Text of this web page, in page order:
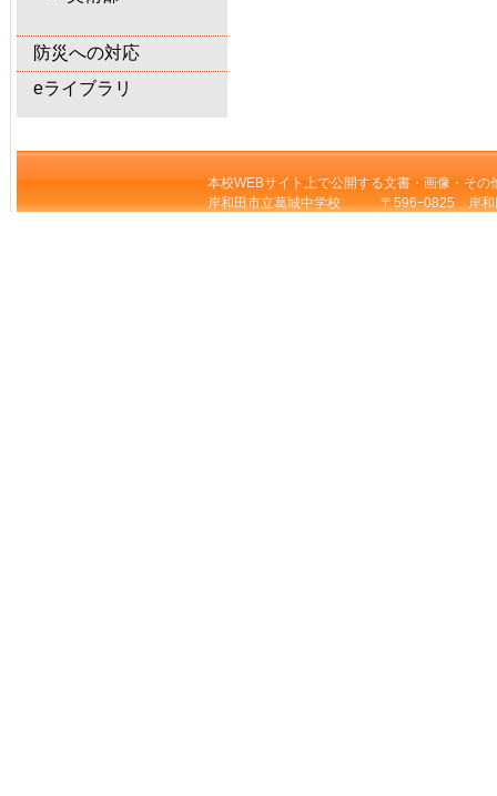
防災への対応
eライブラリ
本校WEBサイト上で公開する文書・画像・そ
岸和田市立葛城中学校 〒596ｰ0825 岸和田